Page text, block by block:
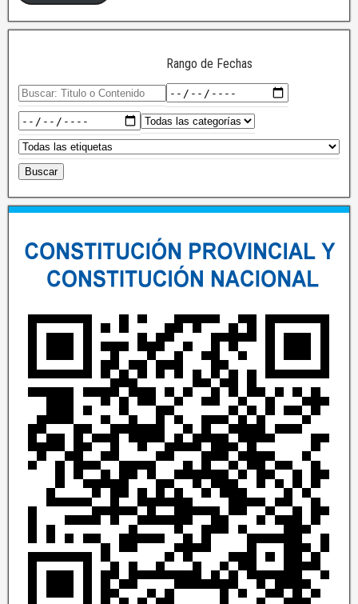
Rango de Fechas